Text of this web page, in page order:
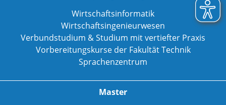
Wirtschaftsinformatik
Wirtschaftsingenieurwesen
Verbundstudium & Studium mit vertiefter Praxis
Vorbereitungskurse der Fakultät Technik
Sprachenzentrum
Master